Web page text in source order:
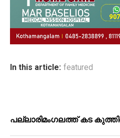
In this article: featured
പ​ല്ലാ​രി​മം​ഗ​ല​ത്ത് ക​ട